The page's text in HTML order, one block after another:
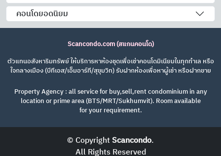
คอนโดยอดนิยม
Scancondo.com (สแกนคอนโด)
ตัวแทนอสังหาริมทรัพย์ ให้บริการหาห้องชุดเพื่อเช่าคอนโดมิเนียมในทุกทำเล หรือ
ใจกลางเมือง (บีทีเอส/เอ็มอาร์ที/สุขุมวิท) รับฝากห้องเพื่อหาผู้เช่า หรือฝากขาย
Property Agency : all service for buy,sell,rent condominium in any
location or prime area (BTS/MRT/Sukhumvit). Room available
for your requirement.
© CopyrightScancondo.
All Rights Reserved